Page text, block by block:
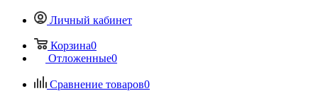
Личный кабинет
Корзина0
Отложенные0
Сравнение товаров0